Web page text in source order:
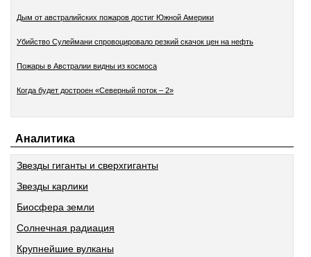
Дым от австралийских пожаров достиг Южной Америки
Убийство Сулеймани спровоцировало резкий скачок цен на нефть
Пожары в Австралии видны из космоса
Когда будет достроен «Северный поток – 2»
Аналитика
Звезды гиганты и сверхгиганты
Звезды карлики
Биосфера земли
Солнечная радиация
Крупнейшие вулканы